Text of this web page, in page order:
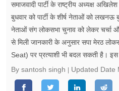
वीडियो
रिलेशनशिप
जीवन मंत्रा
समाजवादी पार्टी के राष्ट्रीय अध्यक्ष
बुधवार को पार्टी के शीर्ष नेताओं को लखनऊ
नेताओं संग लोकसभा चुनाव को लेकर चर्चा
से मिली जानकारी के अनुसार सपा मेरठ
Seat) पर प्रत्याशी भी बदल सकती है।
By santosh singh
Updated Date